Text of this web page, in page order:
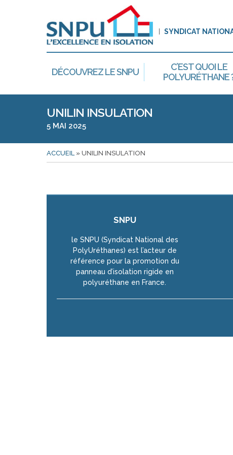
SYNDICAT
DÉCOUVREZ LE SNPU
C’EST QUOI LE
POLYURÉTHANE
UNILIN INSULATION
5 MAI 2025
ACCUEIL» UNILIN INSULATION
SNPU
le SNPU (Syndicat National des
PolyUréthanes) est l’acteur de
référence pour la promotion du
panneau d’isolation rigide en
polyuréthane en France.